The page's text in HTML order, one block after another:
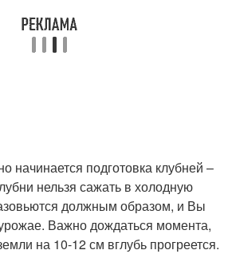
начинается подготовка клубней –
нельзя сажать в холодную
должным образом, и Вы
Важно дождаться момента,
на 10-12 см вглубь прогреется.